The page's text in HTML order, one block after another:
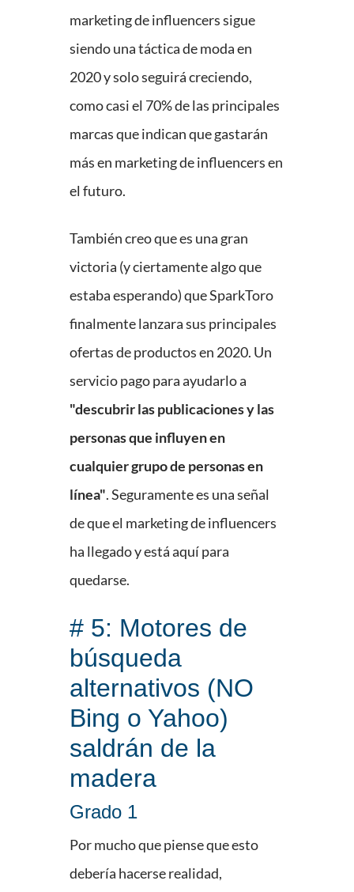
marketing de influencers sigue
siendo una táctica de moda en
2020 y solo seguirá creciendo,
como casi el 70% de las principales
marcas que indican que gastarán
más en marketing de influencers en
el futuro.
También creo que es una gran
victoria (y ciertamente algo que
estaba esperando) que SparkToro
finalmente lanzara sus principales
ofertas de productos en 2020. Un
servicio pago para ayudarlo a
"descubrir las publicaciones y las
personas que influyen en
cualquier grupo de personas en
línea". Seguramente es una señal
de que el marketing de influencers
ha llegado y está aquí para
quedarse.
# 5: Motores de
búsqueda
alternativos (NO
Bing o Yahoo)
saldrán de la
madera
Grado 1
Por mucho que piense que esto
debería hacerse realidad,